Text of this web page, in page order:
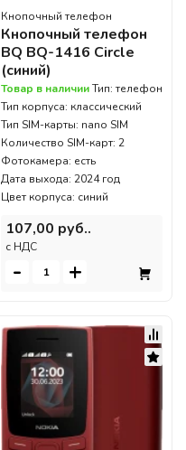
Кнопочный телефон
Кнопочный телефон
BQ BQ-1416 Circle
(синий)
Товар в наличииТип: телефон
Тип корпуса: классический
Тип SIM-карты: nano SIM
Количество SIM-карт: 2
Фотокамера: есть
Дата выхода: 2024 год
Цвет корпуса: синий
107,00 руб..
c НДС
- +